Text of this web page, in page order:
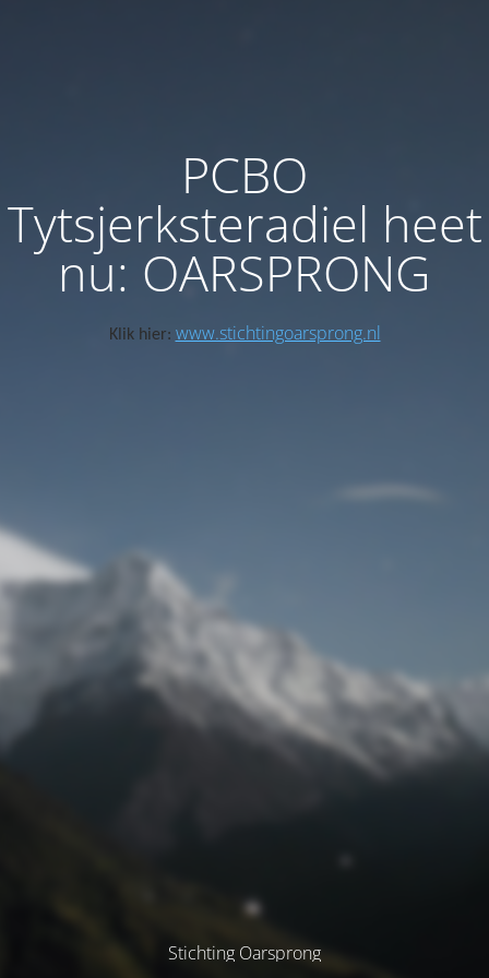
PCBO
Tytsjerksteradiel heet
nu: OARSPRONG
Klik hier: www.stichtingoarsprong.nl
Stichting Oarsprong